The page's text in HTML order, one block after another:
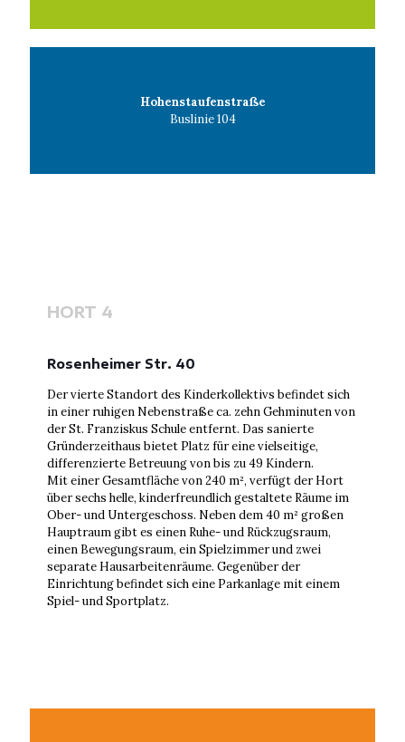
Hohenstaufenstraße
Buslinie 104
HORT 4
Rosenheimer Str. 40
Der vierte Standort des Kinderkollektivs befindet sich
in einer ruhigen Nebenstraße ca. zehn Gehminuten von
der St. Franziskus Schule entfernt. Das sanierte
Gründerzeithaus bietet Platz für eine vielseitige,
differenzierte Betreuung von bis zu 49 Kindern.
Mit einer Gesamtfläche von 240 m², verfügt der Hort
über sechs helle, kinderfreundlich gestaltete Räume im
Ober- und Untergeschoss. Neben dem 40 m² großen
Hauptraum gibt es einen Ruhe- und Rückzugsraum,
einen Bewegungsraum, ein Spielzimmer und zwei
separate Hausarbeitenräume. Gegenüber der
Einrichtung befindet sich eine Parkanlage mit einem
Spiel- und Sportplatz.